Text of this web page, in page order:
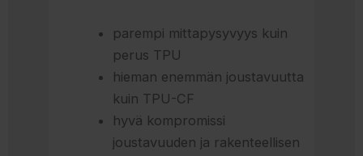
parempi mittapysyvyys kuin
perus TPU
hieman enemmän joustavuutta
kuin TPU-CF
hyvä kompromissi
joustavuuden ja rakenteellisen